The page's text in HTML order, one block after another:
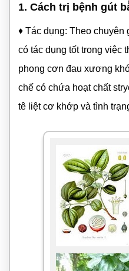
1. Cách trị bệnh gút
♦ Tác dụng: Theo chuyên
có tác dụng tốt trong việc
phong cơn đau xương
chế có chứa hoạt chất
tê liệt cơ khớp và tình